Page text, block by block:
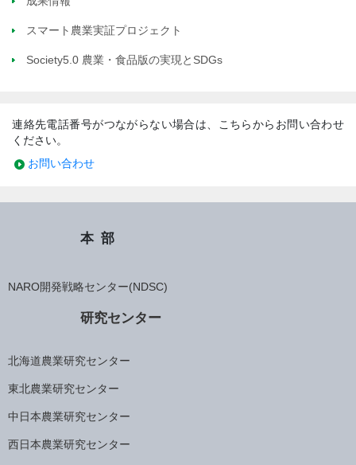
スマート農業実証プロジェクト
Society5.0 農業・食品版の実現とSDGs
連絡先電話番号がつながらない場合は、こちらからお問い合わせ
ください。
お問い合わせ
本部
NARO開発戦略センター(NDSC)
研究センター
北海道農業研究センター
東北農業研究センター
中日本農業研究センター
西日本農業研究センター